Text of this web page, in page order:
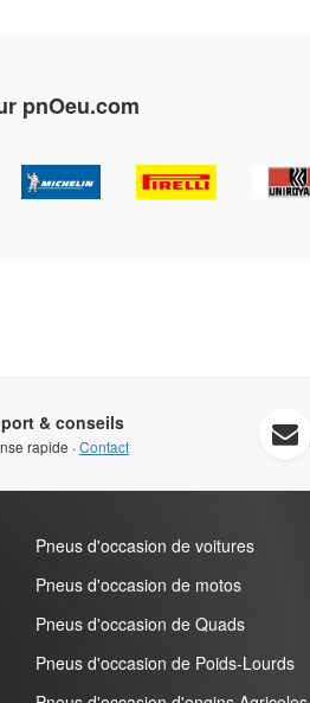
pnOeu.com
& conseils
rapide ·Contact
Pneus d'occasion de voitures
Pneus d'occasion de motos
Pneus d'occasion de Quads
Pneus d'occasion de Poids-Lourds